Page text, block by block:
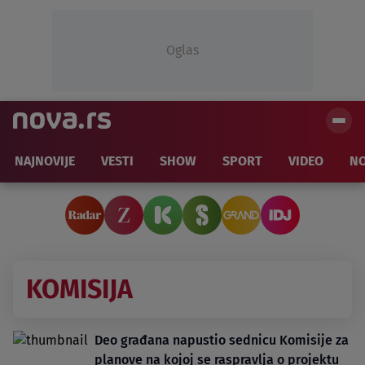
Oglas
NAJNOVIJE VESTI SHOW SPORT VIDEO
KOMISIJA
Deo građana napustio sednicu Komisije za
planove na kojoj se raspravlja o projektu